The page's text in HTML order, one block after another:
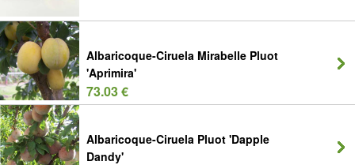
Albaricoque-Ciruela Mirabelle Pluot
'Aprimira'
73.03 €
Albaricoque-Ciruela Pluot 'Dapple
Dandy'